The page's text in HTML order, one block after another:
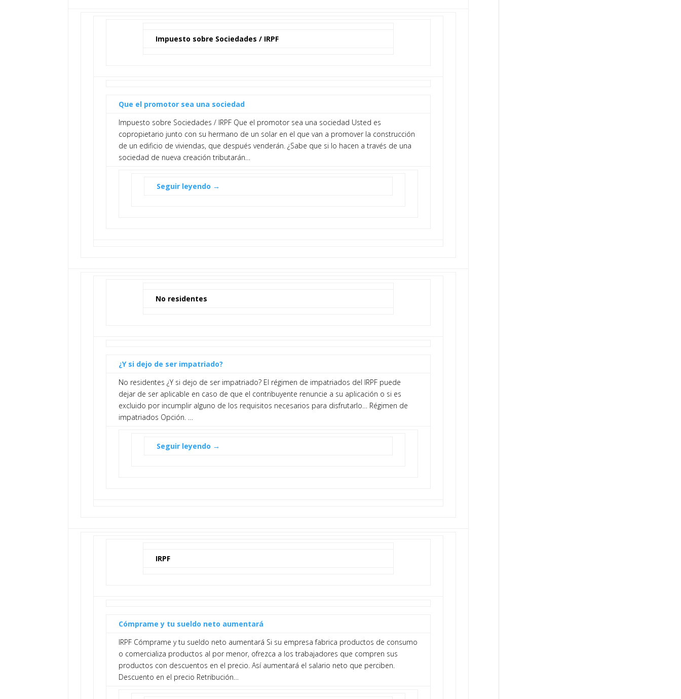
Impuesto sobre Sociedades / IRPF
Que el promotor sea una sociedad
Impuesto sobre Sociedades / IRPF Que el promotor sea una sociedad Usted es
copropietario junto con su hermano de un solar en el que van a promover la construcción
de un edificio de viviendas, que después venderán. ¿Sabe que si lo hacen a través de una
sociedad de nueva creación tributarán…
Seguir leyendo →
No residentes
¿Y si dejo de ser impatriado?
No residentes ¿Y si dejo de ser impatriado? El régimen de impatriados del IRPF puede
dejar de ser aplicable en caso de que el contribuyente renuncie a su aplicación o si es
excluido por incumplir alguno de los requisitos necesarios para disfrutarlo… Régimen de
impatriados Opción. …
Seguir leyendo →
IRPF
Cómprame y tu sueldo neto aumentará
IRPF Cómprame y tu sueldo neto aumentará Si su empresa fabrica productos de consumo
o comercializa productos al por menor, ofrezca a los trabajadores que compren sus
productos con descuentos en el precio. Así aumentará el salario neto que perciben.
Descuento en el precio Retribución…